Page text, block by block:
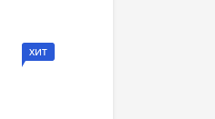
ХИТ